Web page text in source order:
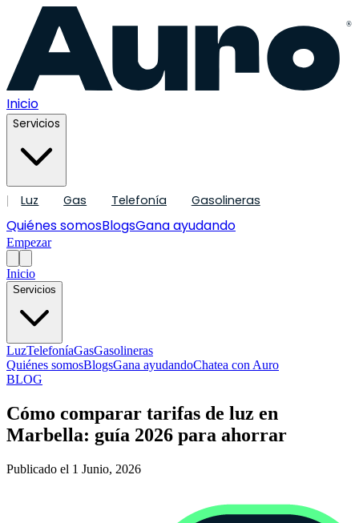
®
Inicio
Servicios
| Luz Gas Telefonía Gasolineras
Quiénes somosBlogsGana ayudando
Empezar
Inicio
Servicios
LuzTelefoníaGasGasolineras
Quiénes somosBlogsGana ayudandoChatea con Auro
BLOG
Cómo comparar tarifas de luz en
Marbella: guía 2026 para ahorrar
Publicado el 1 Junio, 2026